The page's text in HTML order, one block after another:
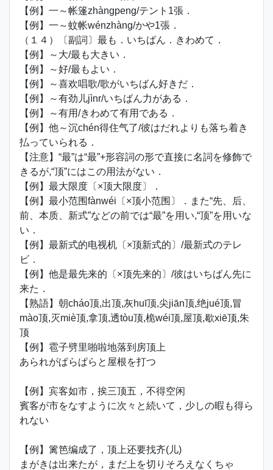
【例】一～帐篷zhàngpeng/テント1張．
【例】一～蚊帐wénzhàng/かや1張．
（１４）〔副詞〕最も．いちばん．きわめて．
【例】～大/最も大きい．
【例】～好/最もよい．
【例】～喜欢唱歌/歌がいちばん好きだ．
【例】～有劲儿jìnr/いちばん力がある．
【例】～有用/きわめて有用である．
【例】他～沉chén得住气了/彼はだれよりも落ち着き
払っていられる．
【注意】“最”は“最”+形容詞の形で直接に名詞を修飾で
きるが,“顶”にはこの用法がない．
【例】最大限度〔×顶大限度〕．
【例】最小范围fànwéi〔×顶小范围〕．また“先、后、
前、本质、新式”などの前では“最”を用い,“顶”を用いな
い．
【例】最新式的电视机〔×顶新式的〕/最新式のテレ
ビ．
【例】他是最先来的〔×顶先来的〕/彼はいちばん先に
来た．
【熟語】朝cháo顶,出顶,灰huī顶,尖jiān顶,绝jué顶,冒
mào顶,灭miè顶,拿顶,透tòu顶,桅wéi顶,屋顶,歇xiē顶,朱
顶
【例】雹子劈里啪啦地落到房顶上
あられがぱらぱらと屋根を打つ
【例】宾客如市，挨三顶五，不得空闲
賓客が市をなすように次々と続いて，少しの暇も得ら
れない
【例】篱笆编成了，顶上还要找齐(儿)
まがきは出来たが，まだ上を切りそろえなくちゃ